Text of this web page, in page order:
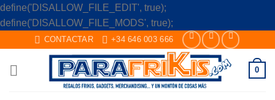
define('DISALLOW_FILE_EDIT', true);
define('DISALLOW_FILE_MODS', true);
to
content
CONTACTAR +34 646 003 666
0